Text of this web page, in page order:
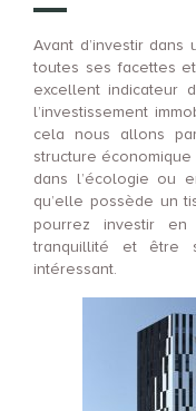
Avant d’investir
toutes ses facettes
excellent
l’investissement
cela nous allons
structure
dans l’écologie ou
qu’elle possède un
pourrez investir en
tranquillité et être
intéressant.